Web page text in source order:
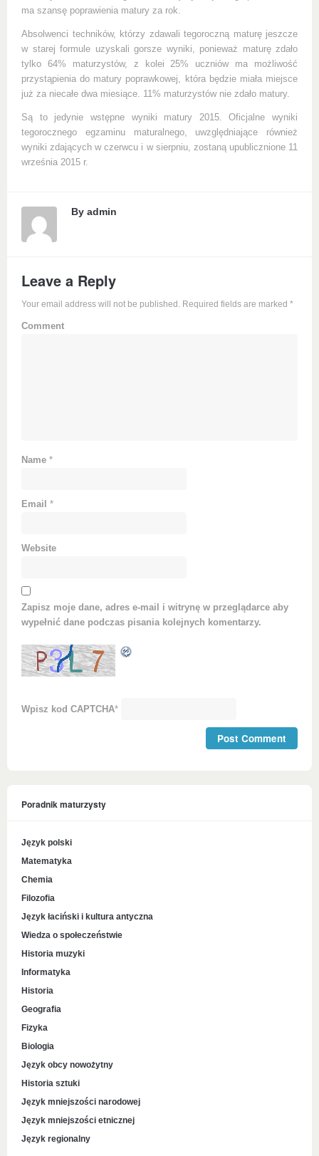
ma szansę poprawienia matury za rok.
Absolwenci techników, którzy zdawali tegoroczną maturę jeszcze
w starej formule uzyskali gorsze wyniki, ponieważ maturę zdało
tylko 64% maturzystów, z kolei 25% uczniów ma możliwość
przystąpienia do matury poprawkowej, która będzie miała miejsce
już za niecałe dwa miesiące. 11% maturzystów nie zdało matury.
Są to jedynie wstępne wyniki matury 2015. Oficjalne wyniki
tegorocznego egzaminu maturalnego, uwzględniające również
wyniki zdających w czerwcu i w sierpniu, zostaną upublicznione 11
września 2015 r.
By admin
Leave a Reply
Your email address will not be published. Required fields are marked *
Comment
Name *
Email *
Website
Zapisz moje dane, adres e-mail i witrynę w przeglądarce aby
wypełnić dane podczas pisania kolejnych komentarzy.
Wpisz kod CAPTCHA*
Poradnik maturzysty
Język polski
Matematyka
Chemia
Filozofia
Język łaciński i kultura antyczna
Wiedza o społeczeństwie
Historia muzyki
Informatyka
Historia
Geografia
Fizyka
Biologia
Język obcy nowożytny
Historia sztuki
Język mniejszości narodowej
Język mniejszości etnicznej
Język regionalny